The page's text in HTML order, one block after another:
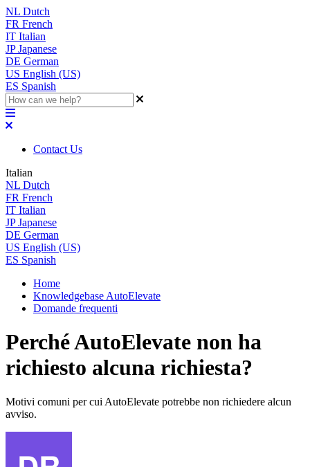
NL Dutch
FR French
IT Italian
JP Japanese
DE German
US English (US)
ES Spanish
Contact Us
Italian
NL Dutch
FR French
IT Italian
JP Japanese
DE German
US English (US)
ES Spanish
Home
Knowledgebase AutoElevate
Domande frequenti
Perché AutoElevate non ha
richiesto alcuna richiesta?
Motivi comuni per cui AutoElevate potrebbe non richiedere alcun
avviso.